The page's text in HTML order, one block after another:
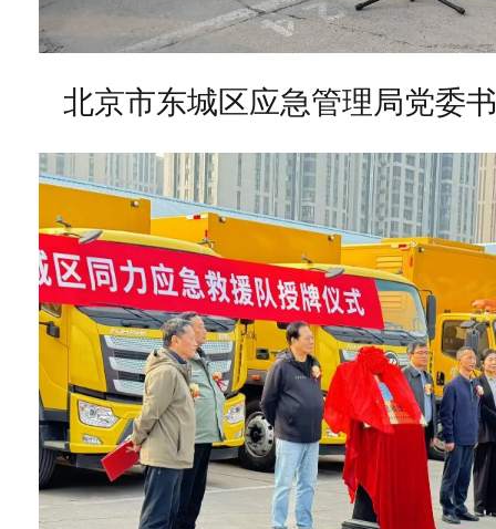
北京市东城区应急管理局党委